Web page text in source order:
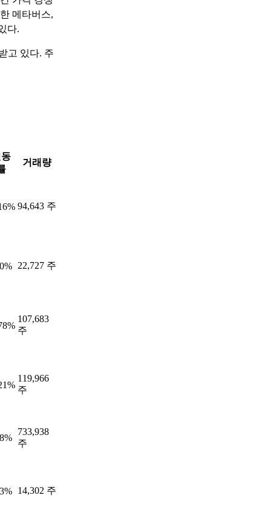
메타버스,
다.
고 있다. 주
거래량
94,643 주
22,727 주
107,683
주
119,966
주
733,938
주
14,302 주